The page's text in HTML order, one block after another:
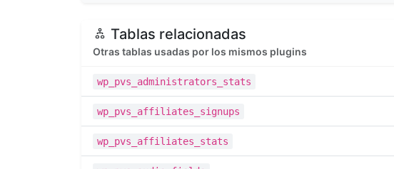
Tablas relacionadas
Otras tablas usadas por los mismos plugins
wp_pvs_administrators_stats
wp_pvs_affiliates_signups
wp_pvs_affiliates_stats